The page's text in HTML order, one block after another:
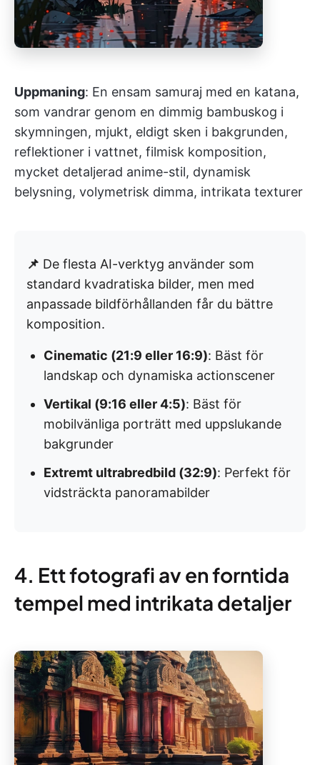
Uppmaning: En ensam samuraj med en katana,
som vandrar genom en dimmig bambuskog i
skymningen, mjukt, eldigt sken i bakgrunden,
reflektioner i vattnet, filmisk komposition,
mycket detaljerad anime-stil, dynamisk
belysning, volymetrisk dimma, intrikata texturer
📌 De flesta AI-verktyg använder som
standard kvadratiska bilder, men med
anpassade bildförhållanden får du bättre
komposition.
Cinematic (21:9 eller 16:9): Bäst för
landskap och dynamiska actionscener
Vertikal (9:16 eller 4:5): Bäst för
mobilvänliga porträtt med uppslukande
bakgrunder
Extremt ultrabredbild (32:9): Perfekt för
vidsträckta panoramabilder
4. Ett fotografi av en forntida
tempel med intrikata detaljer